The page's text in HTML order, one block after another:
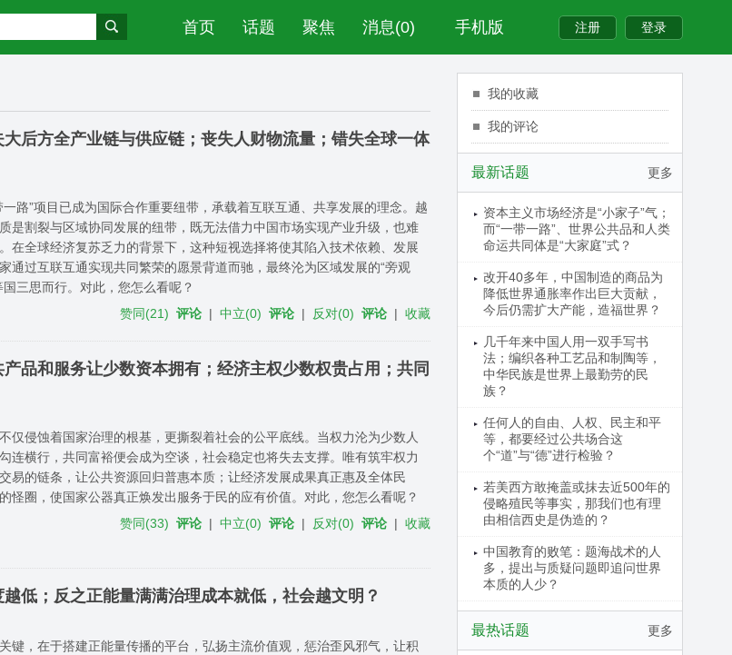
首页 话题 聚焦 消息(0) 手机版
后方全产业链与供应链；丧失人财物流量；错失全球一体
路”项目已成为国际合作重要纽带，承载着互联互通、共享发展的理念。越
是割裂与区域协同发展的纽带，既无法借力中国市场实现产业升级，也难
在全球经济复苏乏力的背景下，这种短视选择将使其陷入技术依赖、发展
通过互联互通实现共同繁荣的愿景背道而驰，最终沦为区域发展的“旁观
三思而行。对此，您怎么看呢？
赞同(21) 评论 |中立(0) 评论 | 反对(0) 评论 |收藏
品和服务让少数资本拥有；经济主权少数权贵占用；共同
仅侵蚀着国家治理的根基，更撕裂着社会的公平底线。当权力沦为少数人
连横行，共同富裕便会成为空谈，社会稳定也将失去支撑。唯有筑牢权力
易的链条，让公共资源回归普惠本质；让经济发展成果真正惠及全体民
怪圈，使国家公器真正焕发出服务于民的应有价值。对此，您怎么看呢？
赞同(33) 评论 |中立(0) 评论 | 反对(0) 评论 |收藏
低；反之正能量满满治理成本就低，社会越文明？
键，在于搭建正能量传播的平台，弘扬主流价值观，惩治歪风邪气，让积
我的收藏
我的评论
更多
最新话题
资本主义市场经济是“小家子”气；
而“一带一路”、世界公共品和人类
命运共同体是“大家庭”式？
改开40多年，中国制造的商品为
降低世界通胀率作出巨大贡献，
今后仍需扩大产能，造福世界？
几千年来中国人用一双手写书
法；编织各种工艺品和制陶等，
中华民族是世界上最勤劳的民
族？
任何人的自由、人权、民主和平
等，都要经过公共场合这
个“道”与“德”进行检验？
若美西方敢掩盖或抹去近500年的
侵略殖民等事实，那我们也有理
由相信西史是伪造的？
中国教育的败笔：题海战术的人
多，提出与质疑问题即追问世界
本质的人少？
更多
最热话题